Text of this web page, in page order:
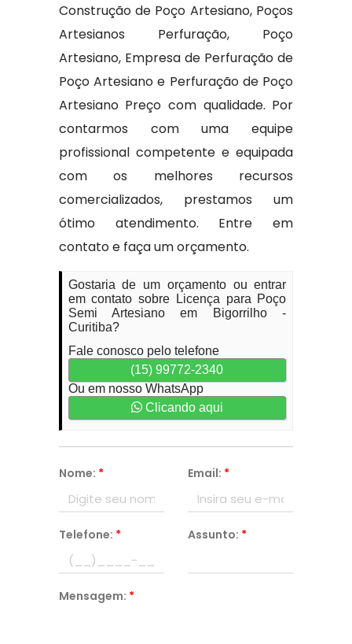
Construção de Poço Artesiano, Poços
Artesianos Perfuração, Poço
Artesiano, Empresa de Perfuração de
Poço Artesiano e Perfuração de Poço
Artesiano Preço com qualidade. Por
contarmos com uma equipe
profissional competente e equipada
com os melhores recursos
comercializados, prestamos um
ótimo atendimento. Entre em
contato e faça um orçamento.
Gostaria de um orçamento ou entrar
em contato sobre Licença para Poço
Semi Artesiano em Bigorrilho -
Curitiba?
Fale conosco pelo telefone
(15) 99772-2340
Ou em nosso WhatsApp
Clicando aqui
Nome: * Email: *
Telefone: * Assunto: *
Mensagem: *